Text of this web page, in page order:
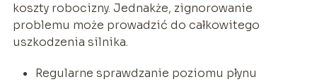
koszty robocizny. Jednakże, zignorowanie
problemu może prowadzić do całkowitego
uszkodzenia silnika.
Regularne sprawdzanie poziomu płynu